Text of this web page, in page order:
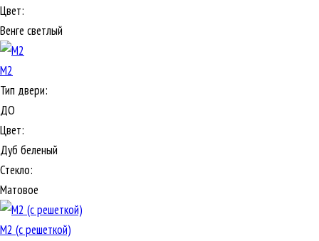
Цвет:
Венге светлый
М2
Тип двери:
ДО
Цвет:
Дуб беленый
Стекло:
Матовое
М2 (с решеткой)